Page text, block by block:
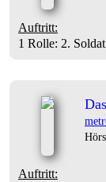
Auftritt:
1 Rolle: 2. Soldat
Auftritt: